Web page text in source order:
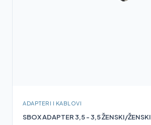
ADAPTERI I KABLOVI
SBOX ADAPTER 3,5 - 3,5 ŽENSKI/ŽENSKI